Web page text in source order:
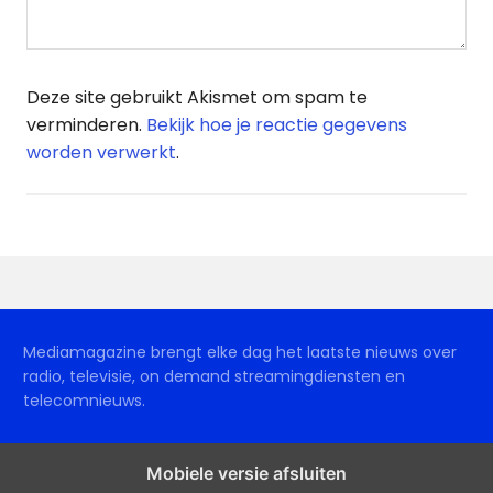
Deze site gebruikt Akismet om spam te
verminderen. Bekijk hoe je reactie gegevens
worden verwerkt.
Mediamagazine brengt elke dag het laatste nieuws over
radio, televisie, on demand streamingdiensten en
telecomnieuws.
Mobiele versie afsluiten